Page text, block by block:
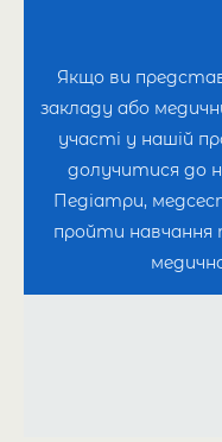
Якщо ви
закладу або
участі у нашій
долучитися до
Педіатри,
пройти навчання